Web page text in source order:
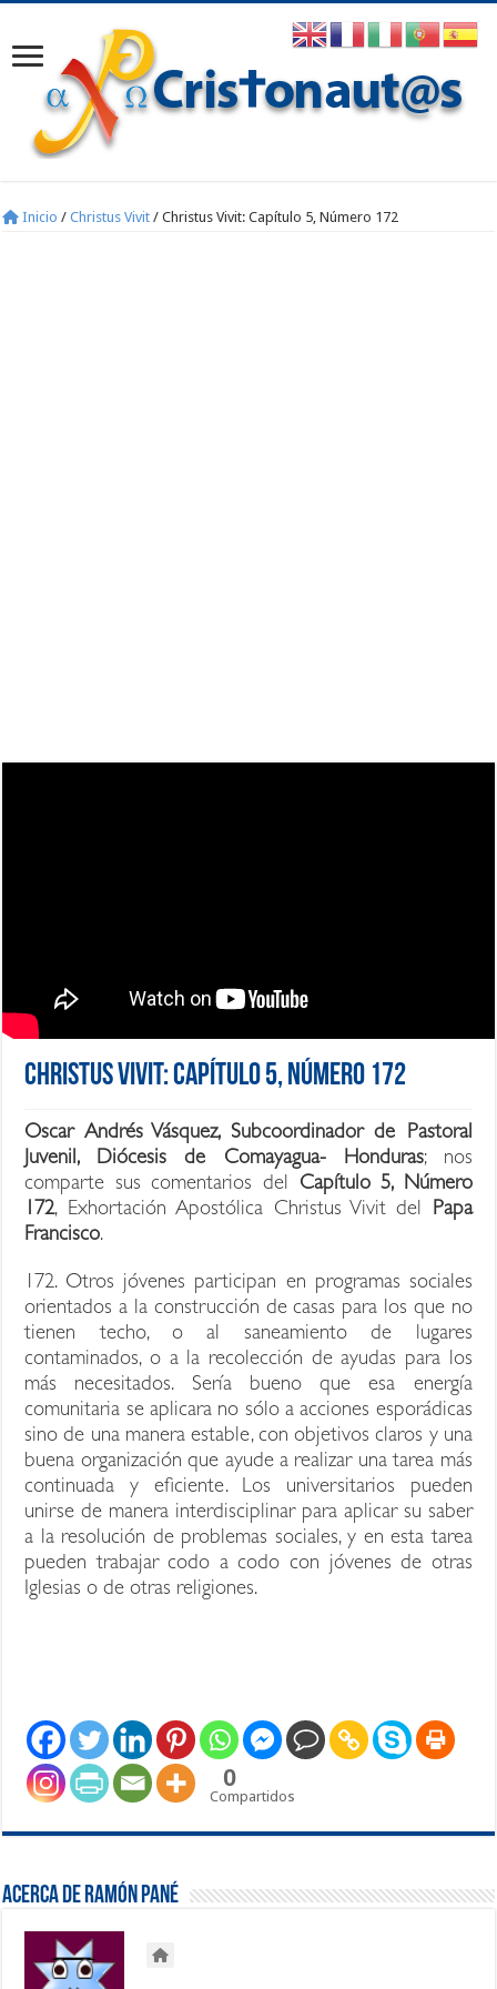
Inicio / Christus Vivit / Christus Vivit: Capítulo 5, Número 172
Christus Vivit: Capítulo 5, Número 172
Oscar Andrés Vásquez, Subcoordinador de Pastoral
Juvenil, Diócesis de Comayagua- Honduras; nos
comparte sus comentarios del Capítulo 5, Número
172, Exhortación Apostólica Christus Vivit del Papa
Francisco.
172. Otros jóvenes participan en programas sociales
orientados a la construcción de casas para los que no
tienen techo, o al saneamiento de lugares
contaminados, o a la recolección de ayudas para los
más necesitados. Sería bueno que esa energía
comunitaria se aplicara no sólo a acciones esporádicas
sino de una manera estable, con objetivos claros y una
buena organización que ayude a realizar una tarea más
continuada y eficiente. Los universitarios pueden
unirse de manera interdisciplinar para aplicar su saber
a la resolución de problemas sociales, y en esta tarea
pueden trabajar codo a codo con jóvenes de otras
Iglesias o de otras religiones.
0
Compartidos
Acerca de Ramón Pané